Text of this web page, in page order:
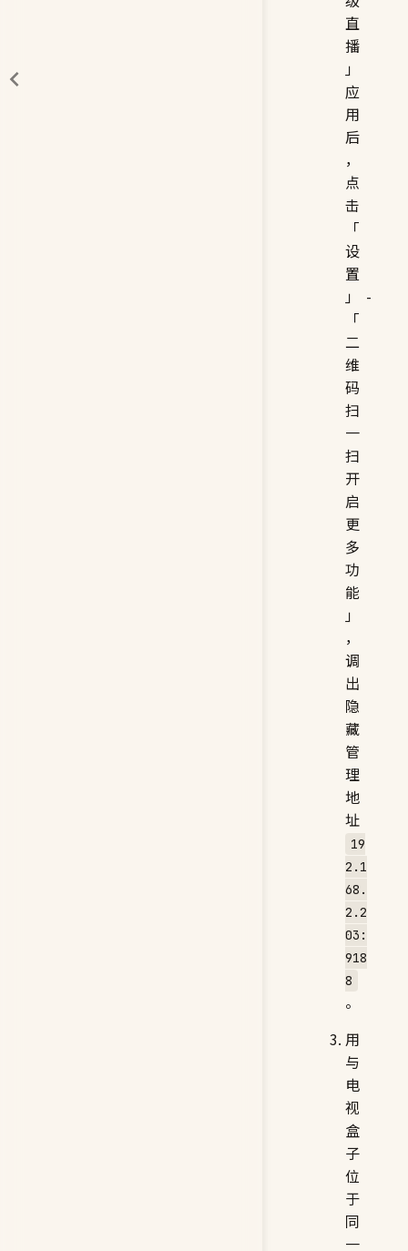
直
播
」
应
用
后
，
点
击
「
设
置
」-
「
二
维
码
扫
一
扫
开
启
更
多
功
能
」
，
调
出
隐
藏
管
理
地
址
19
2.1
68.
2.2
03:
918
8
。
用
与
电
视
盒
子
位
于
同
一